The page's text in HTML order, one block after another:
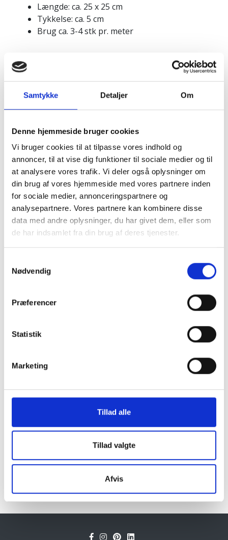
Samtykke Detaljer Om
Denne hjemmeside bruger cookies
Vi bruger cookies til at tilpasse vores indhold og
annoncer, til at vise dig funktioner til sociale medier og til
at analysere vores trafik. Vi deler også oplysninger om
din brug af vores hjemmeside med vores partnere inden
for sociale medier, annonceringspartnere og
analysepartnere. Vores partnere kan kombinere disse
data med andre oplysninger, du har givet dem, eller som
de har indsamlet fra din brug af deres tjenester.
Nødvendig
Præferencer
Statistik
Marketing
Tillad alle
Tillad valgte
Afvis
Længde: ca. 25 x 25 cm
Tykkelse: ca. 5 cm
Brug ca. 3-4 stk pr. meter
Granit er et naturmateriale, og variationer i farve og
struktur forekommer. Billeder og farveprøver er
vejledende.
Læs mere
Klik her for Trædesten oversigt